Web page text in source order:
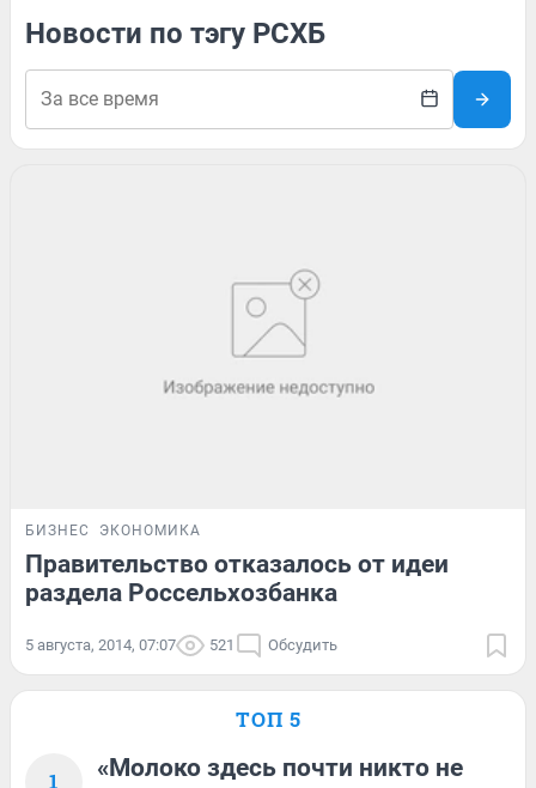
Новости по тэгу РСХБ
БИЗНЕС ЭКОНОМИКА
Правительство отказалось от идеи
раздела Россельхозбанка
5 августа, 2014, 07:07 521 Обсудить
ТОП 5
1
«Молоко здесь почти никто не